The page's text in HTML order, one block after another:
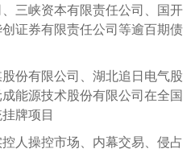
三峡资本有限责任公司、国开
证券有限责任公司等逾百期债
份有限公司、湖北追日电气股
能源技术股份有限公司在全国
牌项目
人操控市场、内幕交易、侵占